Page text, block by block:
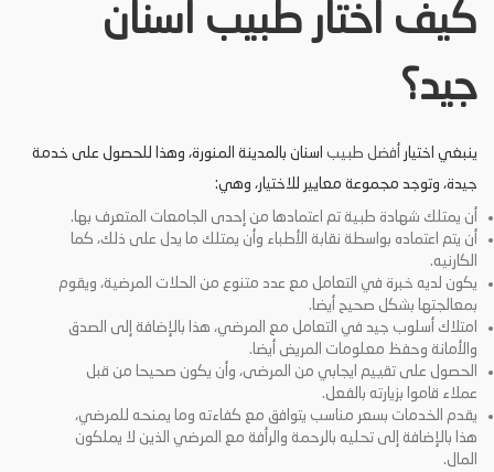
كيف اختار طبيب اسنان
جيد؟
ينبغي اختيار أفضل طبيب اسنان بالمدينة المنورة، وهذا للحصول على خدمة
جيدة، وتوجد مجموعة معايير للاختيار، وهي:
أن يمتلك شهادة طبية تم اعتمادها من إحدى الجامعات المتعرف بها.
أن يتم اعتماده بواسطة نقابة الأطباء وأن يمتلك ما يدل على ذلك، كما
الكارنيه.
يكون لديه خبرة في التعامل مع عدد متنوع من الحلات المرضية، ويقوم
بمعالجتها بشكل صحيح أيضا.
امتلاك أسلوب جيد في التعامل مع المرضي، هذا بالإضافة إلى الصدق
والأمانة وحفظ معلومات المريض أيضا.
الحصول على تقييم ايجابي من المرضى، وأن يكون صحيحا من قبل
عملاء قاموا بزيارته بالفعل.
يقدم الخدمات بسعر مناسب يتوافق مع كفاءته وما يمنحه للمرضي،
هذا بالإضافة إلى تحليه بالرحمة والرأفة مع المرضي الذين لا يملكون
المال.